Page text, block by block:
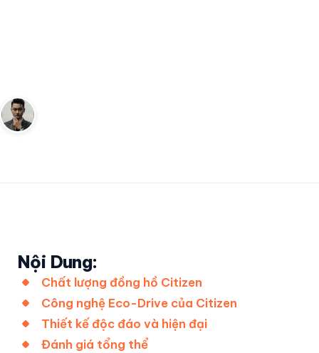
Nội Dung:
Chất lượng đồng hồ Citizen
Công nghệ Eco-Drive của Citizen
Thiết kế độc đáo và hiện đại
Đánh giá tổng thể